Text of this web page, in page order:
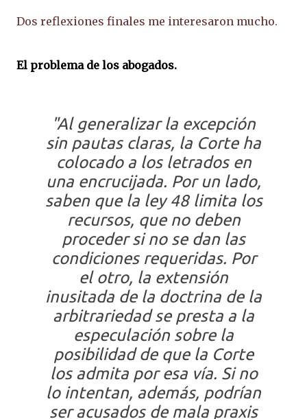
Dos reflexiones finales me interesaron mucho.
El problema de los abogados.
"Al generalizar la excepción
sin pautas claras, la Corte ha
colocado a los letrados en
una encrucijada. Por un lado,
saben que la ley 48 limita los
recursos, que no deben
proceder si no se dan las
condiciones requeridas. Por
el otro, la extensión
inusitada de la doctrina de la
arbitrariedad se presta a la
especulación sobre la
posibilidad de que la Corte
los admita por esa vía. Si no
lo intentan, además, podrían
ser acusados de mala praxis